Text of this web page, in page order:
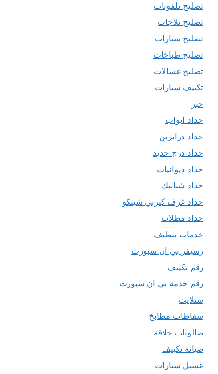
تصليح تلفونات
تصليح ثلاجات
تصليح سيارات
تصليح طباخات
تصليح غسالات
تكييف سيارات
حبر
حداد ابواب
حداد درابزين
حداد درج حديد
حداد ديوانيات
حداد شبابيك
حداد غرف كيربي شينكو
حداد مظلات
خدمات تنظيف
رسيفر بي ان سبورت
رقم تكييف
رقم خدمة بي ان سبورت
ستلايت
شفاطات مطابخ
صالونات حلاقة
صيانة تكييف
غسيل سيارات